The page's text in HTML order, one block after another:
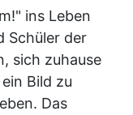
ins Leben
Schüler der
sich zuhause
Bild zu
Das